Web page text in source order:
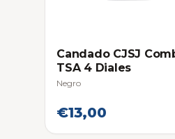
Candado CJSJ
TSA 4 Diales
Negro
€13,00